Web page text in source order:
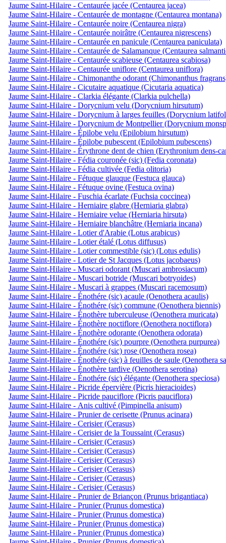
Jaume Saint-Hilaire - Centaurée jacée (Centaurea jacea)
Jaume Saint-Hilaire - Centaurée de montagne (Centaurea montana)
Jaume Saint-Hilaire - Centaurée noire (Centaurea nigra)
Jaume Saint-Hilaire - Centaurée noirâtre (Centaurea nigrescens)
Jaume Saint-Hilaire - Centaurée en panicule (Centaurea paniculata)
Jaume Saint-Hilaire - Centaurée de Salamanque (Centaurea
Jaume Saint-Hilaire - Centaurée scabieuse (Centaurea scabiosa)
Jaume Saint-Hilaire - Centaurée uniflore (Centaurea uniflora)
Jaume Saint-Hilaire - Chimonanthe odorant (Chimonanthus
Jaume Saint-Hilaire - Cicutaire aquatique (Cicutaria aquatica)
Jaume Saint-Hilaire - Clarkia élégante (Clarkia pulchella)
Jaume Saint-Hilaire - Dorycnium velu (Dorycnium hirsutum)
Jaume Saint-Hilaire - Dorycnium à larges feuilles (Dorycnium
Jaume Saint-Hilaire - Dorycnium de Montpellier (Dorycnium
Jaume Saint-Hilaire - Épilobe velu (Epilobium hirsutum)
Jaume Saint-Hilaire - Épilobe pubescent (Epilobium pubescens)
Jaume Saint-Hilaire - Érythrone dent de chien (Erythronium dens-
Jaume Saint-Hilaire - Fédia couronée (sic) (Fedia coronata)
Jaume Saint-Hilaire - Fédia cultivée (Fedia olitoria)
Jaume Saint-Hilaire - Fétuque glauque (Festuca glauca)
Jaume Saint-Hilaire - Fétuque ovine (Festuca ovina)
Jaume Saint-Hilaire - Fuschia écarlate (Fuchsia coccinea)
Jaume Saint-Hilaire - Herniaire glabre (Herniaria glabra)
Jaume Saint-Hilaire - Herniaire velue (Herniaria hirsuta)
Jaume Saint-Hilaire - Herniaire blanchâtre (Herniaria incana)
Jaume Saint-Hilaire - Lotier d'Arabie (Lotus arabicus)
Jaume Saint-Hilaire - Lotier étalé (Lotus diffusus)
Jaume Saint-Hilaire - Lotier commestible (sic) (Lotus edulis)
Jaume Saint-Hilaire - Lotier de St Jacques (Lotus jacobaeus)
Jaume Saint-Hilaire - Muscari odorant (Muscari ambrosiacum)
Jaume Saint-Hilaire - Muscari botride (Muscari botryoides)
Jaume Saint-Hilaire - Muscari à grappes (Muscari racemosum)
Jaume Saint-Hilaire - Énothére (sic) acaule (Oenothera acaulis)
Jaume Saint-Hilaire - Énothére (sic) commune (Oenothera biennis)
Jaume Saint-Hilaire - Énothère tuberculeuse (Oenothera muricata)
Jaume Saint-Hilaire - Énothère noctiflore (Oenothera noctiflora)
Jaume Saint-Hilaire - Énothère odorante (Oenothera odorata)
Jaume Saint-Hilaire - Énothére (sic) pourpre (Oenothera purpurea)
Jaume Saint-Hilaire - Énothére (sic) rose (Oenothera rosea)
Jaume Saint-Hilaire - Énothére (sic) à feuilles de saule (Oenothera
Jaume Saint-Hilaire - Énothère tardive (Oenothera serotina)
Jaume Saint-Hilaire - Énothére (sic) élégante (Oenothera speciosa)
Jaume Saint-Hilaire - Picride épervière (Picris hieracioides)
Jaume Saint-Hilaire - Picride pauciflore (Picris pauciflora)
Jaume Saint-Hilaire - Anis cultivé (Pimpinella anisum)
Jaume Saint-Hilaire - Prunier de cerisette (Prunus acinara)
Jaume Saint-Hilaire - Cerisier (Cerasus)
Jaume Saint-Hilaire - Cerisier de la Toussaint (Cerasus)
Jaume Saint-Hilaire - Cerisier (Cerasus)
Jaume Saint-Hilaire - Cerisier (Cerasus)
Jaume Saint-Hilaire - Cerisier (Cerasus)
Jaume Saint-Hilaire - Cerisier (Cerasus)
Jaume Saint-Hilaire - Cerisier (Cerasus)
Jaume Saint-Hilaire - Cerisier (Cerasus)
Jaume Saint-Hilaire - Prunier de Briançon (Prunus brigantiaca)
Jaume Saint-Hilaire - Prunier (Prunus domestica)
Jaume Saint-Hilaire - Prunier (Prunus domestica)
Jaume Saint-Hilaire - Prunier (Prunus domestica)
Jaume Saint-Hilaire - Prunier (Prunus domestica)